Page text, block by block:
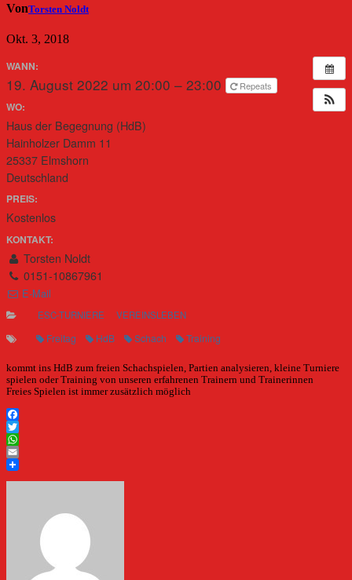
VonTorsten Noldt
Okt. 3, 2018
WANN:
19. August 2022 um 20:00 – 23:00 Repeats
WO:
Haus der Begegnung (HdB)
Hainholzer Damm 11
25337 Elmshorn
Deutschland
PREIS:
Kostenlos
KONTAKT:
Torsten Noldt
0151-10867961
E-Mail
ESC-TURNIERE VEREINSLEBEN
Freitag HdB Schach Training
kommt ins HdB zum freien Schachspielen, Partien analysieren, kleine Turniere
spielen oder Training von unseren erfahrenen Trainern und Trainerinnen
Freies Spielen ist immer zusätzlich möglich
Facebook
Twitter
WhatsApp
Email